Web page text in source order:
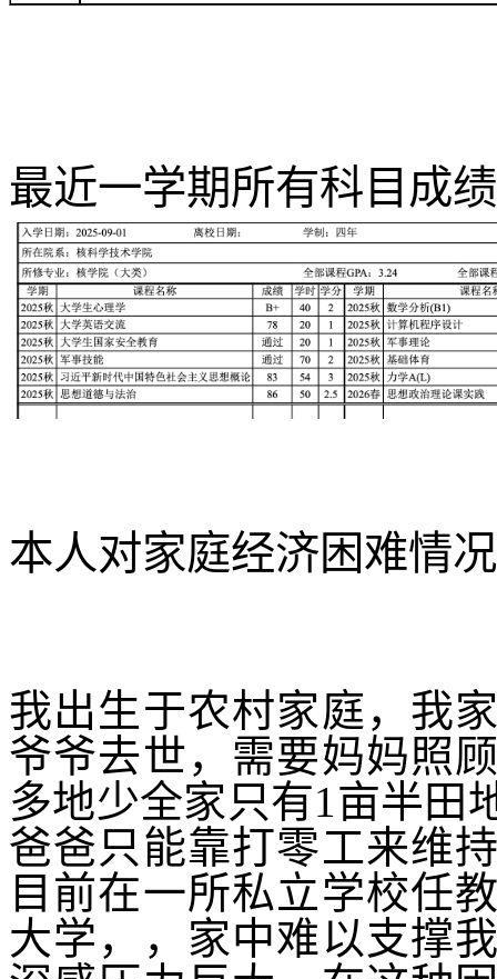
最近一学期所有科目成绩
本人对家庭经济困难情
我出生于农村家庭，我
爷爷去世，需要妈妈照
多地少全家只有1 亩半田
爸爸只能靠打零工来维
目前在一所私立学校任
大学，，家中难以支撑